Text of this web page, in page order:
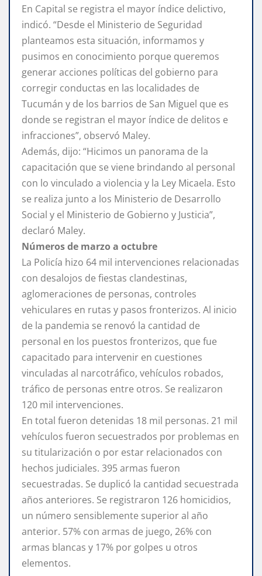
En Capital se registra el mayor índice delictivo,
indicó. “Desde el Ministerio de Seguridad
planteamos esta situación, informamos y
pusimos en conocimiento porque queremos
generar acciones políticas del gobierno para
corregir conductas en las localidades de
Tucumán y de los barrios de San Miguel que es
donde se registran el mayor índice de delitos e
infracciones”, observó Maley.
Además, dijo: “Hicimos un panorama de la
capacitación que se viene brindando al personal
con lo vinculado a violencia y la Ley Micaela. Esto
se realiza junto a los Ministerio de Desarrollo
Social y el Ministerio de Gobierno y Justicia”,
declaró Maley.
Números de marzo a octubre
La Policía hizo 64 mil intervenciones relacionadas
con desalojos de fiestas clandestinas,
aglomeraciones de personas, controles
vehiculares en rutas y pasos fronterizos. Al inicio
de la pandemia se renovó la cantidad de
personal en los puestos fronterizos, que fue
capacitado para intervenir en cuestiones
vinculadas al narcotráfico, vehículos robados,
tráfico de personas entre otros. Se realizaron
120 mil intervenciones.
En total fueron detenidas 18 mil personas. 21 mil
vehículos fueron secuestrados por problemas en
su titularización o por estar relacionados con
hechos judiciales. 395 armas fueron
secuestradas. Se duplicó la cantidad secuestrada
años anteriores. Se registraron 126 homicidios,
un número sensiblemente superior al año
anterior. 57% con armas de juego, 26% con
armas blancas y 17% por golpes u otros
elementos.